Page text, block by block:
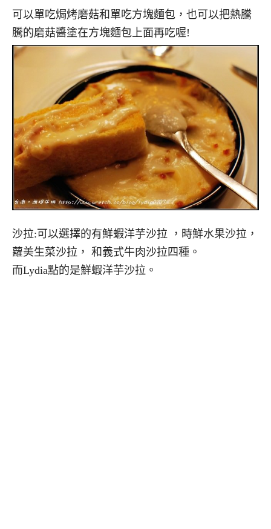
可以單吃焗烤磨菇和單吃方塊麵包，也可以把熱騰
騰的磨菇醬塗在方塊麵包上面再吃喔!
沙拉:可以選擇的有鮮蝦洋芋沙拉 ，時鮮水果沙拉，
蘿美生菜沙拉， 和義式牛肉沙拉四種。
而Lydia點的是鮮蝦洋芋沙拉。